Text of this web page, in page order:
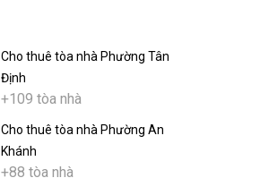
Cho thuê tòa nhà Phường Tân
Định
+109 tòa nhà
Cho thuê tòa nhà Phường An
Khánh
+88 tòa nhà